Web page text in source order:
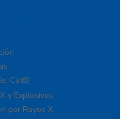
Cat6)
y Explosivos
y Explosivos
por Rayos X